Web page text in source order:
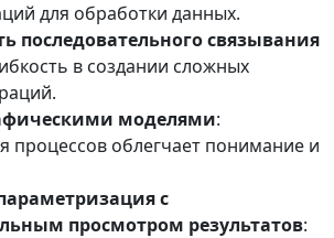
для обработки данных.
последовательного связывания
в создании сложных
моделями:
процессов облегчает понимание и
с
просмотром результатов: